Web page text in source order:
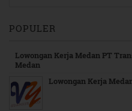
POPULER
Lowongan Kerja Medan PT
Medan
Lowongan Kerja